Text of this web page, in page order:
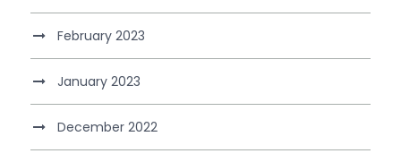
February 2023
January 2023
December 2022